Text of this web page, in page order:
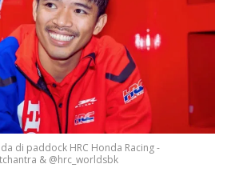
di paddock HRC Honda Racing -
& @hrc_worldsbk